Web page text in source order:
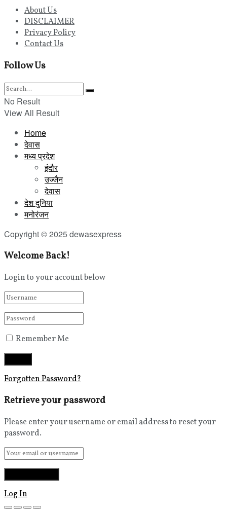
About Us
DISCLAIMER
Privacy Policy
Contact Us
Follow Us
No Result
View All Result
Home
देवास
मध्य प्रदेश
इंदौर
उज्जैन
देवास
देश दुनिया
मनोरंजन
Copyright © 2025 dewasexpress
Welcome Back!
Login to your account below
Remember Me
Forgotten Password?
Retrieve your password
Please enter your username or email address to reset your
password.
Log In